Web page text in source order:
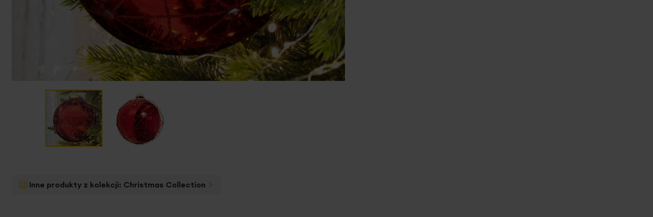
początek
galerii
Inne produkty z kolekcji: Christmas Collection